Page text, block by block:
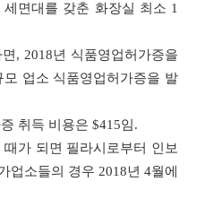
면대를 갖춘 화장실 최소 1
, 2018년 식품영업허가증을
업소 식품영업허가증을 발
취득 비용은 $415임.
가 되면 필라시로부터 인보
업소들의 경우 2018년 4월에